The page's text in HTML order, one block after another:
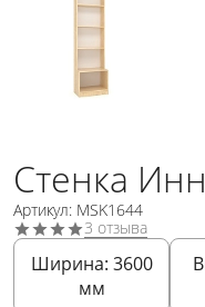
Стенка
Артикул: MSK1644
3 отзыва
Ширина: 3600
мм